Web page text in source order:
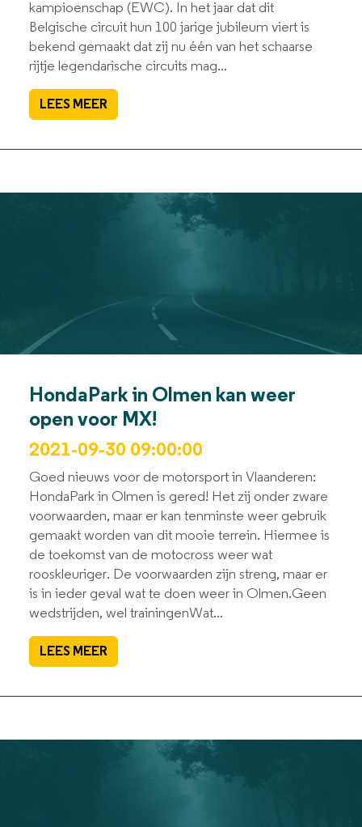
kampioenschap (EWC). In het jaar dat dit
Belgische circuit hun 100 jarige jubileum viert is
bekend gemaakt dat zij nu één van het schaarse
rijtje legendarische circuits mag...
LEES MEER
HondaPark in Olmen kan weer
open voor MX!
2021-09-30 09:00:00
Goed nieuws voor de motorsport in Vlaanderen:
HondaPark in Olmen is gered! Het zij onder zware
voorwaarden, maar er kan tenminste weer gebruik
gemaakt worden van dit mooie terrein. Hiermee is
de toekomst van de motocross weer wat
rooskleuriger. De voorwaarden zijn streng, maar er
is in ieder geval wat te doen weer in Olmen.Geen
wedstrijden, wel trainingenWat...
LEES MEER